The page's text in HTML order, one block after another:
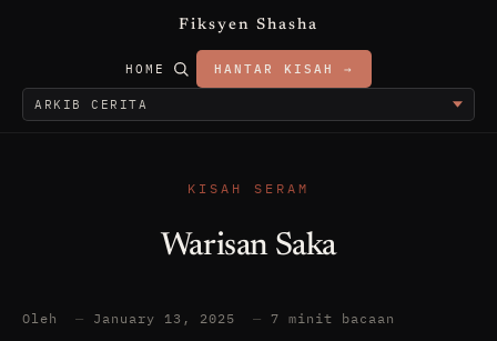
Fiksyen Shasha
HOME HANTAR KISAH →
KISAH SERAM
Warisan Saka
Oleh — January 13, 2025 — 7 minit bacaan